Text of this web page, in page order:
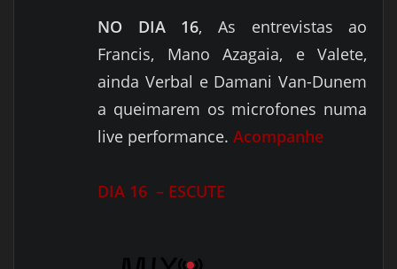
NO DIA 16, As entrevistas ao
Francis, Mano Azagaia, e Valete,
ainda Verbal e Damani Van-Dunem
a queimarem os microfones numa
live performance.Acompanhe
DIA 16 – ESCUTE